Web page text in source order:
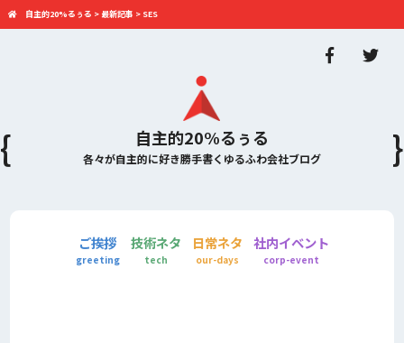
自主的20%るぅる
各々が自主的に好き勝手書くゆるふわ会社ブログ
自主的20%るぅる > 最新記事 > SES
ご挨拶
greeting
技術ネタ
tech
日常ネタ
our-days
社内イベント
corp-event